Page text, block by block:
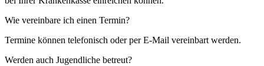
Wie vereinbare ich einen Termin?
Termine können telefonisch oder per E-Mail vereinbart werden.
Werden auch Jugendliche betreut?